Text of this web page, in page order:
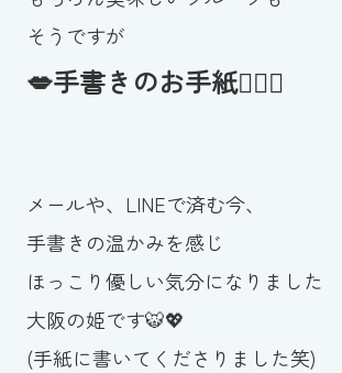
そうですが
💋手書きのお手紙👩‍❤️‍👩
メールや、LINEで済む今、
手書きの温かみを感じ
ほっこり優しい気分になりました
大阪の姫です🐯💖
(手紙に書いてくださりました笑)